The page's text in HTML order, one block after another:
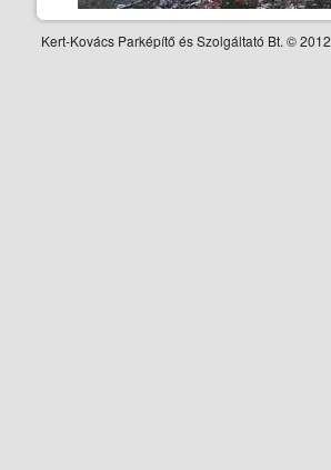
Kert-Kovács Parképítő és Szolgáltató Bt. © 2012